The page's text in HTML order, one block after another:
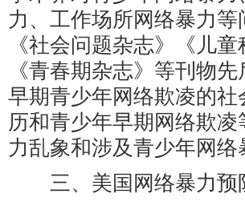
力、工作场所网络暴力
《社会问题杂志》《儿
《青春期杂志》等刊物
早期青少年网络欺凌的
历和青少年早期网络欺
力乱象和涉及青少年网
三、美国网络暴力预